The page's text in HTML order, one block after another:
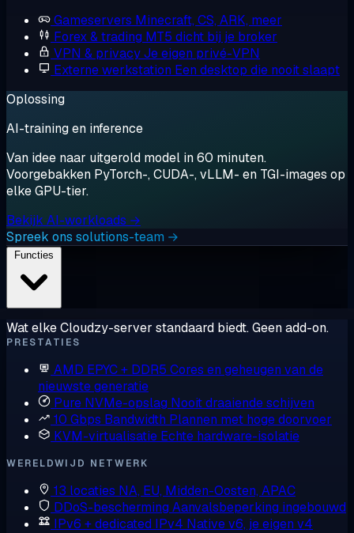
Gameservers Minecraft, CS, ARK, meer
Forex & trading MT5 dicht bij je broker
VPN & privacyJe eigen privé-VPN
Externe werkstation Een desktop die nooit slaapt
Oplossing
AI-training en inference
Van idee naar uitgerold model in 60 minuten.
Voorgebakken PyTorch-, CUDA-, vLLM- en TGI-images op
elke GPU-tier.
Bekijk AI-workloads →
Spreek ons solutions-team →
Wat elke Cloudzy-server standaard biedt. Geen add-on.
PRESTATIES
AMD EPYC + DDR5 Cores en geheugen van de
nieuwste generatie
Pure NVMe-opslag Nooit draaiende schijven
10 Gbps Bandwidth Plannen met hoge doorvoer
KVM-virtualisatie Echte hardware-isolatie
WERELDWIJD NETWERK
13 locaties NA, EU, Midden-Oosten, APAC
DDoS-bescherming Aanvalsbeperking ingebouwd
IPv6 + dedicated IPv4 Native v6, je eigen v4